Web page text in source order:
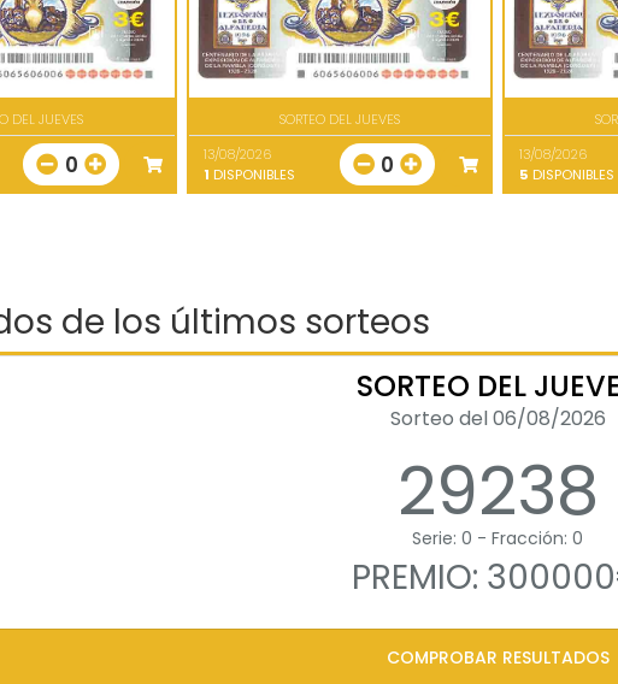
DEL JUEVES
0
SORTEO DEL JUEVES
13/08/2026
1 DISPONIBLES 0
13/08/2026
5 DISPONIBLES
de los últimos sorteos
SORTEO DEL
Sorteo del 06/08/2026
29238
Serie: 0 - Fracción: 0
PREMIO:
COMPROBAR RESULTADOS